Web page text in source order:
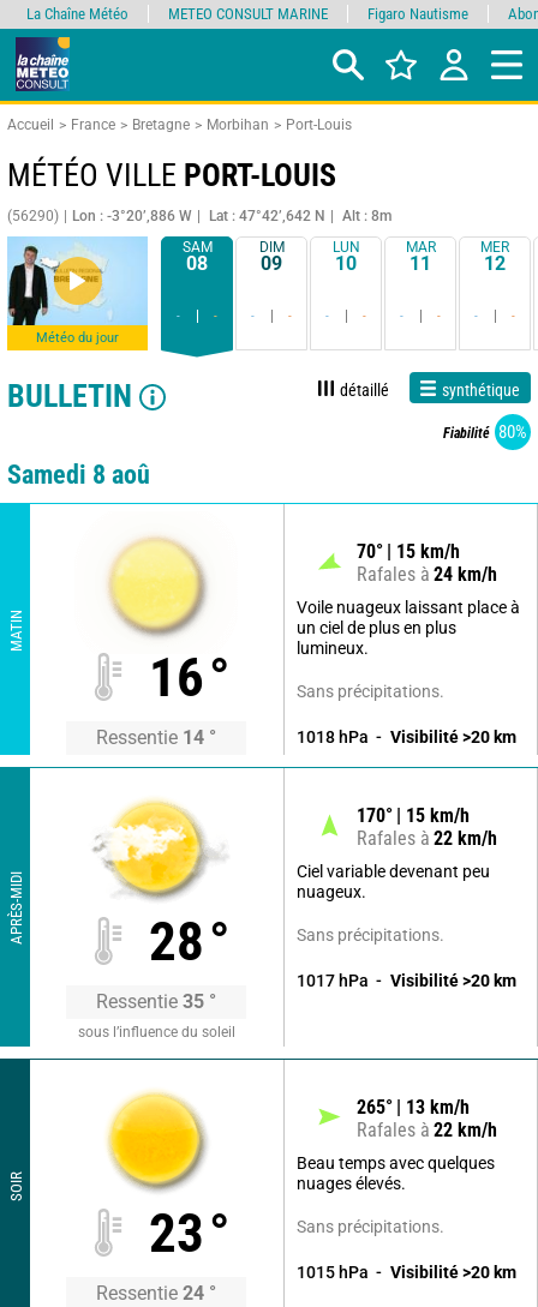
Accueil France Bretagne Morbihan Port-Louis
MÉTÉO VILLE PORT-LOUIS
(56290) Lon : -3°20’,886 W Lat : 47°42’,642 N Alt : 8m
Météo du jour
SAM
08
- -
DIM
09
- -
LUN
10
- -
MAR
11
- -
MER
12
- -
BULLETIN détaillé synthétique
Fiabilité 80%
Samedi 8 aoû
MATIN
16°
Ressentie 14 °
70° 15 km/h
Rafales à 24 km/h
Voile nuageux laissant place à
un ciel de plus en plus
lumineux.
Sans précipitations.
1018 hPa Visibilité >20 km
APRÈS-MIDI 28°
Ressentie 35 °
sous l’influence du soleil
170° 15 km/h
Rafales à 22 km/h
Ciel variable devenant peu
nuageux.
Sans précipitations.
1017 hPa Visibilité >20 km
SOIR
23°
Ressentie 24 °
265° 13 km/h
Rafales à 22 km/h
Beau temps avec quelques
nuages élevés.
Sans précipitations.
1015 hPa Visibilité >20 km
La Chaîne Météo METEO CONSULT MARINE Figaro Nautisme